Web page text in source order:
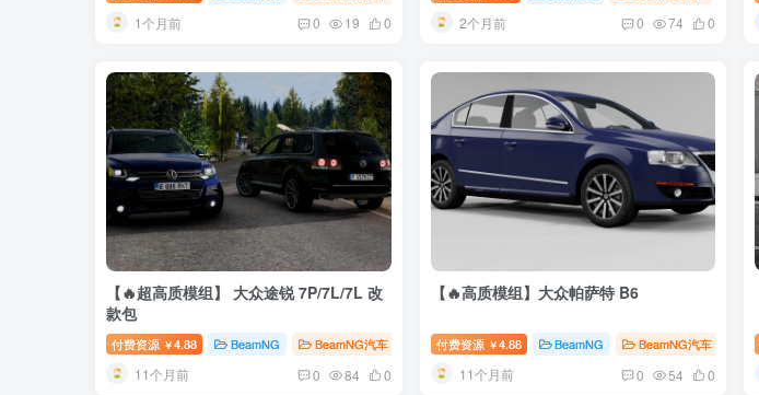
1个月前 0 19 0 2个月前 0 74 0
【🔥超高质模组】 大众途锐 7P/7L/7L 改
款包
付费资源 ￥4.88 BeamNG BeamNG汽车
11个月前 0 84 0
【🔥高质模组】大众帕萨特 B6
付费资源 ￥4.88 BeamNG BeamNG汽车
11个月前 0 54 0